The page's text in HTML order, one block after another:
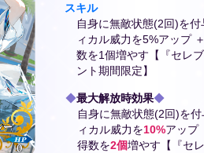
スキル
自身に無敵状態(2回)を
ィカル威力を5%アップ
数を1個増やす【『セレ
ント期間限定】
◆最大解放時効果◆
自身に無敵状態(2回)を
ィカル威力を10%アップ
得数を2個増やす【『セ